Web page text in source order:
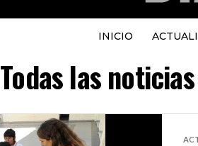
INICIO
Todas las